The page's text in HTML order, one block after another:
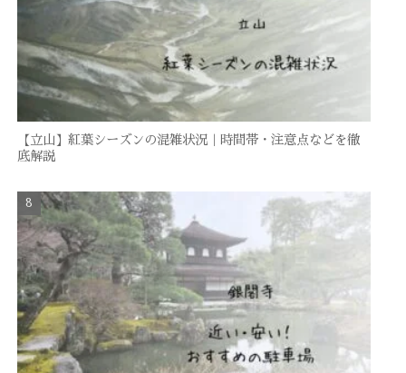
【立山】紅葉シーズンの混雑状況｜時間帯・注意点などを徹
底解説